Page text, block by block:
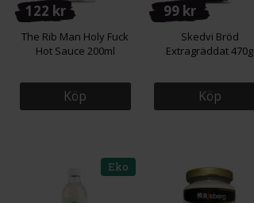
122 kr
The Rib Man Holy Fuck
Hot Sauce 200ml
Köp
99 kr
Skedvi Bröd
Extragräddat 470g
Köp
Eko